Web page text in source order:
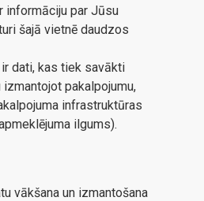
informāciju par Jūsu
šajā vietnē daudzos
dati, kas tiek savākti
pakalpojumu,
infrastruktūras
ilgums).
vākšana un izmantošana